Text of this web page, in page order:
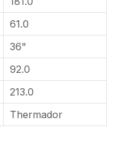
61.0
36"
92.0
213.0
Thermador